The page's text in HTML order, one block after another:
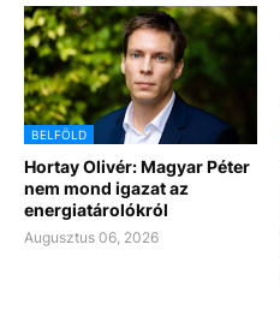
BELFÖLD
Hortay Olivér: Magyar Péter
nem mond igazat az
energiatárolókról
Augusztus 06, 2026